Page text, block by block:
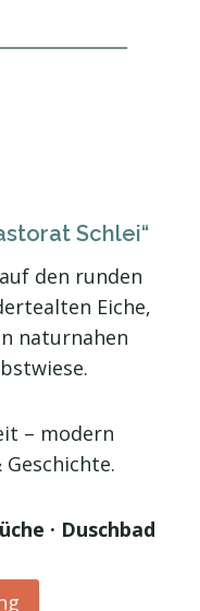
Schlei“
den runden
Eiche,
naturnahen
– modern
· Duschbad